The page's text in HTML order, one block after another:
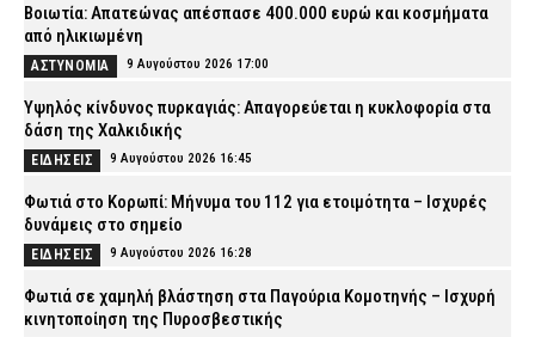
Βοιωτία: Απατεώνας απέσπασε 400.000 ευρώ και κοσμήματα
από ηλικιωμένη
ΑΣΤΥΝΟΜΙΑ 9 Αυγούστου 2026 17:00
Υψηλός κίνδυνος πυρκαγιάς: Απαγορεύεται η κυκλοφορία στα
δάση της Χαλκιδικής
ΕΙΔΗΣΕΙΣ 9 Αυγούστου 2026 16:45
Φωτιά στο Κορωπί: Μήνυμα του 112 για ετοιμότητα – Ισχυρές
δυνάμεις στο σημείο
ΕΙΔΗΣΕΙΣ 9 Αυγούστου 2026 16:28
Φωτιά σε χαμηλή βλάστηση στα Παγούρια Κομοτηνής – Ισχυρή
κινητοποίηση της Πυροσβεστικής